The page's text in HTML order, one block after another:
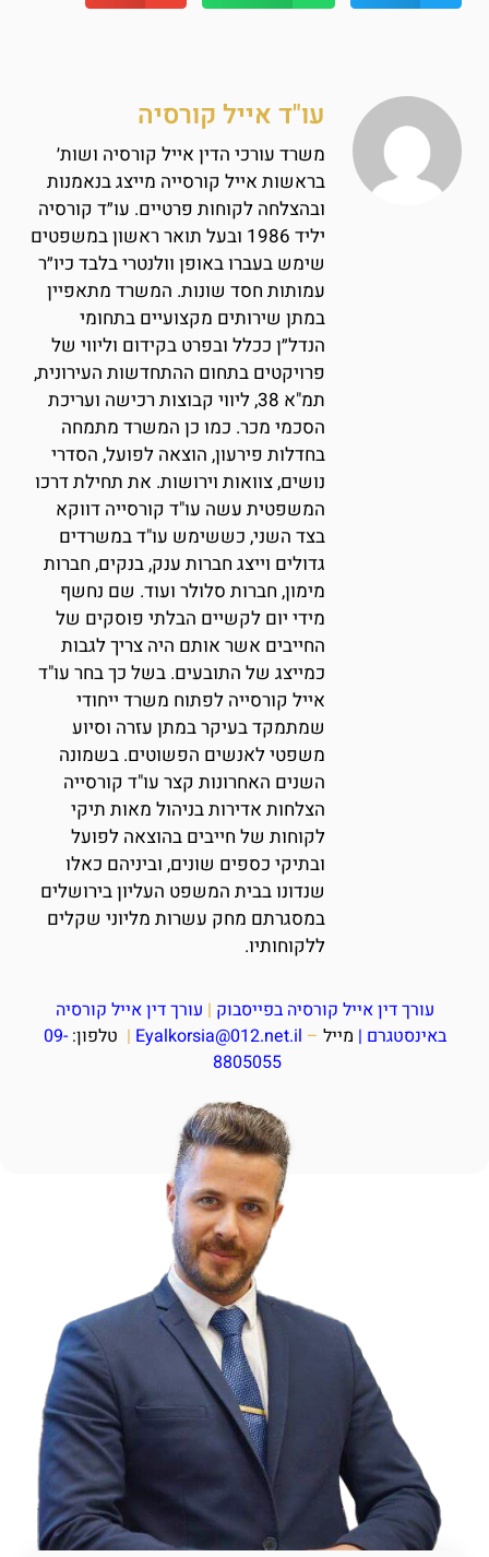
עו"ד אייל קורסיה
משרד עורכי הדין אייל קורסיה ושות׳
בראשות אייל קורסייה מייצג בנאמנות
ובהצלחה לקוחות פרטיים. עו״ד קורסיה
יליד 1986 ובעל תואר ראשון במשפטים
שימש בעברו באופן וולנטרי בלבד כיו״ר
עמותות חסד שונות. המשרד מתאפיין
במתן שירותים מקצועיים בתחומי
הנדל״ן ככלל ובפרט בקידום וליווי של
פרויקטים בתחום ההתחדשות העירונית,
תמ"א 38, ליווי קבוצות רכישה ועריכת
הסכמי מכר. כמו כן המשרד מתמחה
בחדלות פירעון, הוצאה לפועל, הסדרי
נושים, צוואות וירושות. את תחילת דרכו
המשפטית עשה עו"ד קורסייה דווקא
בצד השני, כששימש עו"ד במשרדים
גדולים וייצג חברות ענק, בנקים, חברות
מימון, חברות סלולר ועוד. שם נחשף
מידי יום לקשיים הבלתי פוסקים של
החייבים אשר אותם היה צריך לגבות
כמייצג של התובעים. בשל כך בחר עו"ד
אייל קורסייה לפתוח משרד ייחודי
שמתמקד בעיקר במתן עזרה וסיוע
משפטי לאנשים הפשוטים. בשמונה
השנים האחרונות קצר עו"ד קורסייה
הצלחות אדירות בניהול מאות תיקי
לקוחות של חייבים בהוצאה לפועל
ובתיקי כספים שונים, וביניהם כאלו
שנדונו בבית המשפט העליון בירושלים
במסגרתם מחק עשרות מליוני שקלים
ללקוחותיו.
עורך דין אייל קורסיה בפייסבוק | עורך דין אייל קורסיה
באינסטגרם | מייל –
Eyalkorsia@012.net.il
| טלפון: 09-
8805055